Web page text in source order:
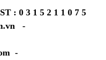
: 0 3 1 5 2 1 1 0 7 5
-
-